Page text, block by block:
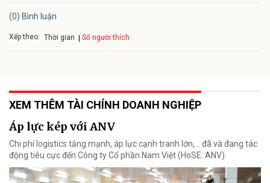
(0) Bình luận
Xếp theo: Thời gian Số người thích
XEM THÊM TÀI CHÍNH DOANH NGHIỆP
Áp lực kép với ANV
Chi phí logistics tăng mạnh, áp lực cạnh tranh lớn,... đã và đang tác
động tiêu cực đến Công ty Cổ phần Nam Việt (HoSE: ANV).